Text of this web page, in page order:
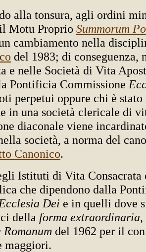
alla tonsura, agli ordini
Motu Proprio Summorum
cambiamento nella
del 1983; di
e nelle Società di Vita
Pontificia Commissione
perpetui oppure chi è
in una società clericale di
diaconale viene
società, a norma del
Canonico.
Istituti di Vita Consacrata
che dipendono dalla
Ecclesia Dei e in quelli dove
della forma extraordinaria,
del 1962 per il
maggiori.